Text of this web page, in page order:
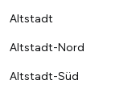
Altstadt
Altstadt-Nord
Altstadt-Süd